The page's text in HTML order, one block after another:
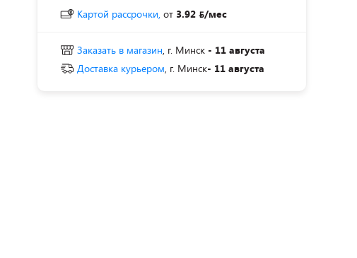
Картой рассрочки, от 3.92 /мес
Заказать в магазин, г. Минск - 11 августа
Доставка курьером, г. Минск- 11 августа